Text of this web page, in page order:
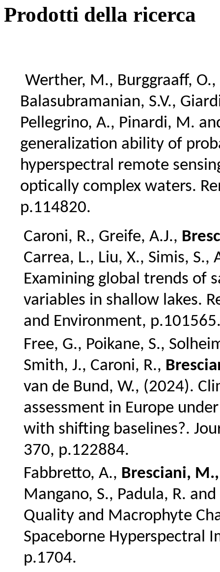
Prodotti della ricerca
Werther, M., Burggraaff,
Balasubramanian, S.V.,
Pellegrino, A., Pinardi, M.
generalization ability of
hyperspectral remote
optically complex waters.
p.114820.
Caroni, R., Greife, A.J.,
Carrea, L., Liu, X., Simis,
Examining global trends of
variables in shallow lakes.
and Environment,
Free, G., Poikane, S.,
Smith, J., Caroni, R.,
van de Bund, W., (2024).
assessment in Europe
with shifting baselines?.
370, p.122884.
Fabbretto, A., Bresciani, M.,
Mangano, S., Padula, R.
Quality and Macrophyte
Spaceborne Hyperspectral
p.1704.